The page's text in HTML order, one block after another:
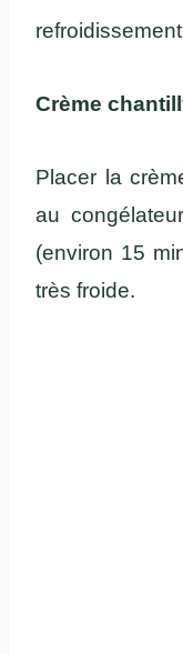
Crème
Placer la
au
(environ 15
très froide.